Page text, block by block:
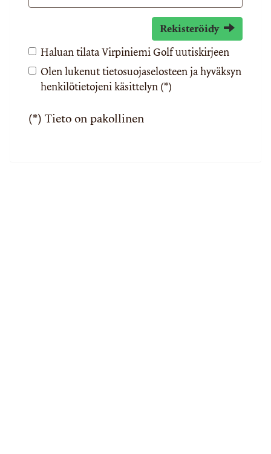
Rekisteröidy
Haluan tilata Virpiniemi Golf uutiskirjeen
Olen lukenuttietosuojaselosteen ja hyväksyn
henkilötietojeni käsittelyn (*)
(*) Tieto on pakollinen